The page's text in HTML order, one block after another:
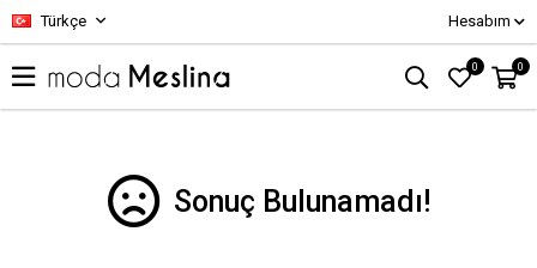
Türkçe Hesabım
0 0
Sonuç Bulunamadı!